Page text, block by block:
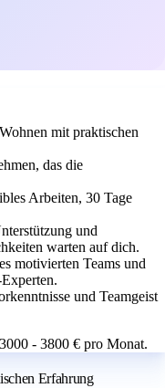
mit praktischen
das die
Arbeiten, 30 Tage
und
warten auf dich.
motivierten Teams und
und Teamgeist
- 3800 € pro Monat.
Erfahrung